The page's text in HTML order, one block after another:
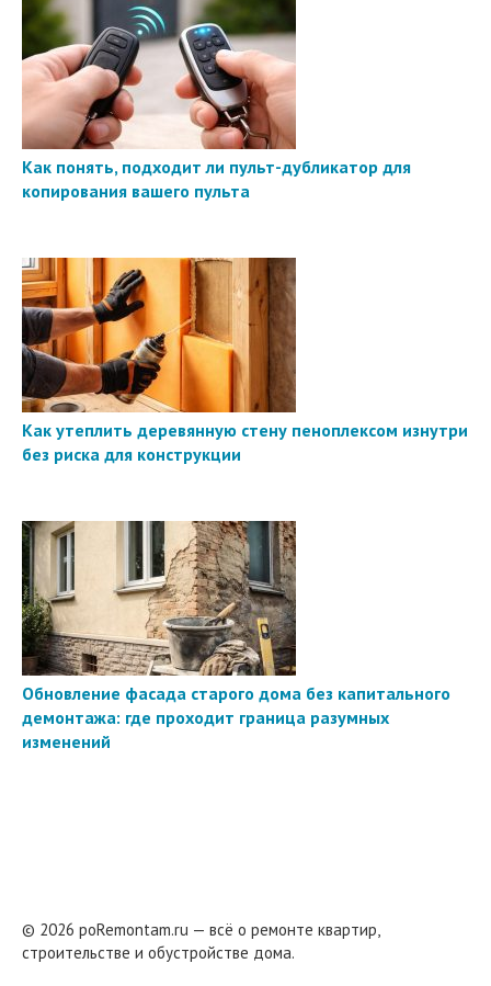
Как понять, подходит ли пульт-дубликатор для
копирования вашего пульта
Как утеплить деревянную стену пеноплексом изнутри
без риска для конструкции
Обновление фасада старого дома без капитального
демонтажа: где проходит граница разумных
изменений
© 2026 poRemontam.ru — всё о ремонте квартир,
строительстве и обустройстве дома.